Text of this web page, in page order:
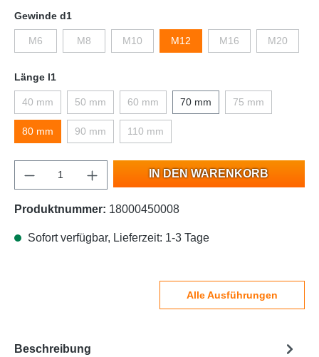
Gewinde d1
M6 M8 M10 M12 M16 M20
Länge l1
40 mm 50 mm 60 mm 70 mm 75 mm
80 mm 90 mm 110 mm
IN DEN WARENKORB
Produktnummer: 18000450008
Sofort verfügbar, Lieferzeit: 1-3 Tage
Alle Ausführungen
Beschreibung